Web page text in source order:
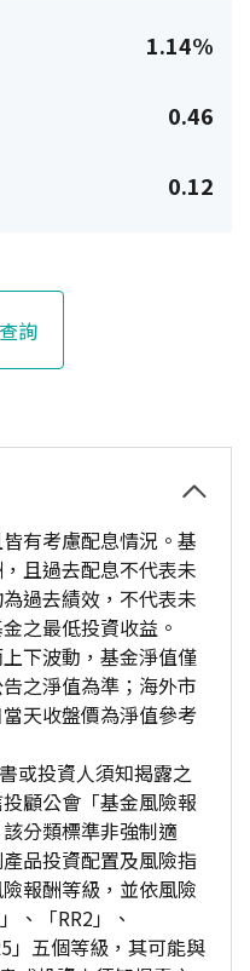
1.14%
0.46
0.12
詢
有考慮配息情況。基
且過去配息不代表未
過去績效，不代表未
之最低投資收益。
下波動，基金淨值僅
之淨值為準；海外市
天收盤價為淨值參考
或投資人須知揭露之
顧公會「基金風險報
分類標準非強制適
品投資配置及風險指
報酬等級，並依風險
、「RR2」、
」五個等級，其可能與